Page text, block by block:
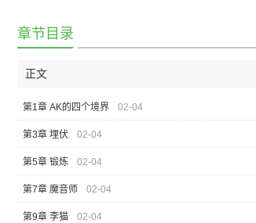
章节目录
正文
第1章 AK的四个境界 02-04
第3章 埋伏 02-04
第5章 锻炼 02-04
第7章 魔音师 02-04
第9章 李猫 02-04